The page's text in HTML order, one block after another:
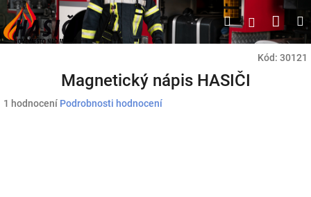
Přejít
na
obsah
HledatPřihlášení
Kód: 30121
Magnetický nápis HASIČI
Průměrné
1 hodnocení Podrobnosti hodnocení